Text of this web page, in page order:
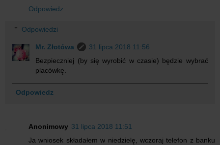
Odpowiedz
Odpowiedzi
Mr. Złotówa
31 lipca 2018 11:56
Bezpieczniej (by się wyrobić w czasie) będzie wybrać
placówkę.
Odpowiedz
Anonimowy 31 lipca 2018 11:51
Ja wniosek składałem w niedzielę, wczoraj telefon z banku